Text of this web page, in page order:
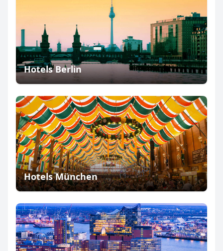
Hotels Berlin
Hotels München